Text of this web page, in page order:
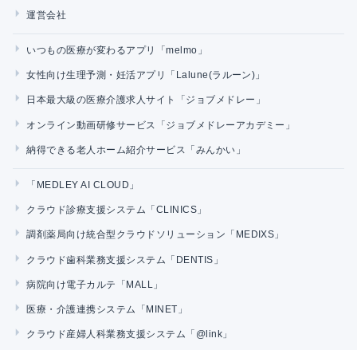
運営会社
いつもの医療が変わるアプリ「melmo」
女性向け生理予測・妊活アプリ「Lalune(ラルーン)」
日本最大級の医療介護求人サイト「ジョブメドレー」
オンライン動画研修サービス「ジョブメドレーアカデミー」
納得できる老人ホーム紹介サービス「みんかい」
「MEDLEY AI CLOUD」
クラウド診療支援システム「CLINICS」
調剤薬局向け統合型クラウドソリューション「MEDIXS」
クラウド歯科業務支援システム「DENTIS」
病院向け電子カルテ「MALL」
医療・介護連携システム「MINET」
クラウド産婦人科業務支援システム「@link」